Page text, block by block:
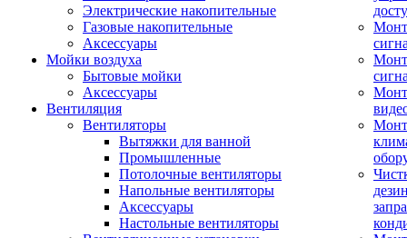
Электрические накопительные
Газовые накопительные
Аксессуары
Мойки воздуха
Бытовые мойки
Аксессуары
Вентиляция
Вентиляторы
Вытяжки для ванной
Промышленные
Потолочные вентиляторы
Напольные вентиляторы
Аксессуары
Настольные вентиляторы